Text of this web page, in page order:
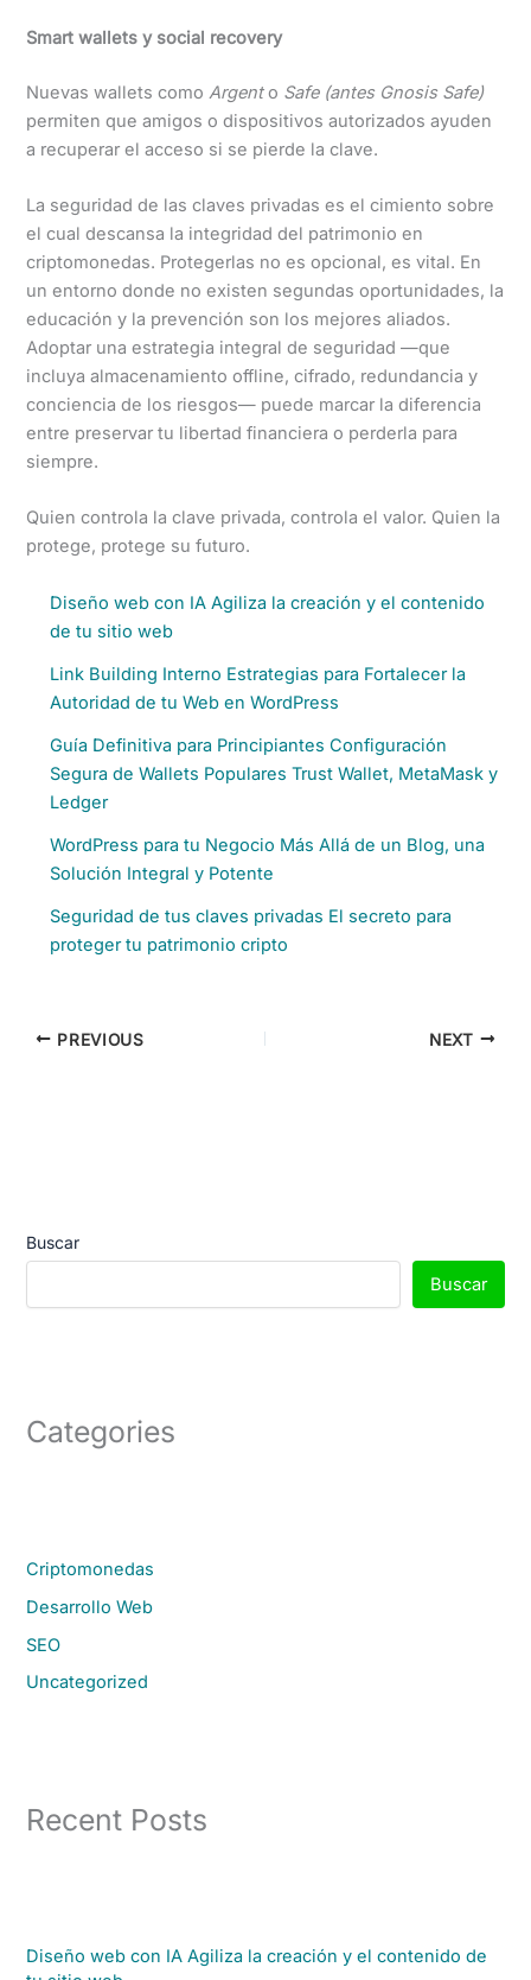
Smart wallets y social recovery
Nuevas wallets como Argento Safe (antes Gnosis Safe)
permiten que amigos o dispositivos autorizados ayuden
a recuperar el acceso si se pierde la clave.
La seguridad de las claves privadas es el cimiento sobre
el cual descansa la integridad del patrimonio en
criptomonedas. Protegerlas no es opcional, es vital. En
un entorno donde no existen segundas oportunidades, la
educación y la prevención son los mejores aliados.
Adoptar una estrategia integral de seguridad —que
incluya almacenamiento offline, cifrado, redundancia y
conciencia de los riesgos— puede marcar la diferencia
entre preservar tu libertad financiera o perderla para
siempre.
Quien controla la clave privada, controla el valor. Quien la
protege, protege su futuro.
Diseño web con IA Agiliza la creación y el contenido
de tu sitio web
Link Building Interno Estrategias para Fortalecer la
Autoridad de tu Web en WordPress
Guía Definitiva para Principiantes Configuración
Segura de Wallets Populares Trust Wallet, MetaMask y
Ledger
WordPress para tu Negocio Más Allá de un Blog, una
Solución Integral y Potente
Seguridad de tus claves privadas El secreto para
proteger tu patrimonio cripto
PREVIOUS NEXT
Buscar
Buscar
Categories
Criptomonedas
Desarrollo Web
SEO
Uncategorized
Recent Posts
Diseño web con IA Agiliza la creación y el contenido de